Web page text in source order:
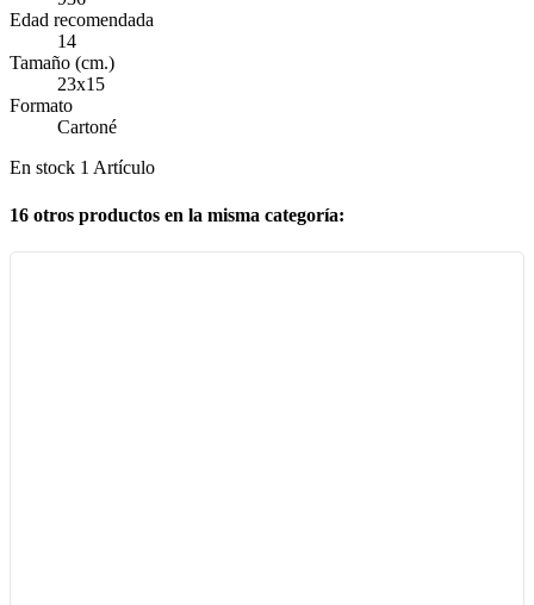
Edad recomendada
14
Tamaño (cm.)
23x15
Formato
Cartoné
En stock 1 Artículo
16 otros productos en la misma categoría: